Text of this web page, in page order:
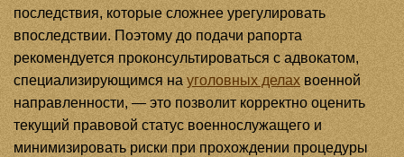
последствия, которые сложнее урегулировать
впоследствии. Поэтому до подачи рапорта
рекомендуется проконсультироваться с адвокатом,
специализирующимся науголовных делахвоенной
направленности, — это позволит корректно оценить
текущий правовой статус военнослужащего и
минимизировать риски при прохождении процедуры